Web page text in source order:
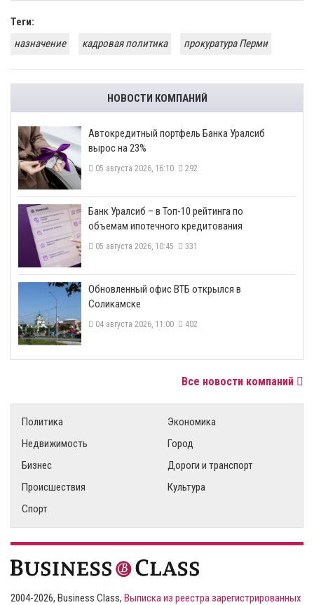
Теги:
назначение
кадровая политика прокуратура Перми
НОВОСТИ КОМПАНИЙ
​Автокредитный портфель Банка Уралсиб
вырос на 23%
05 августа 2026, 16:10 292
​Банк Уралсиб – в Топ-10 рейтинга по
объемам ипотечного кредитования
05 августа 2026, 10:45 331
​Обновленный офис ВТБ открылся в
Соликамске
04 августа 2026, 11:00 402
Все новости компаний
Политика
Экономика
Недвижимость
Город
Бизнес
Дороги и транспорт
Происшествия
Культура
Спорт
2004-2026, Business Class, Выписка из реестра зарегистрированных